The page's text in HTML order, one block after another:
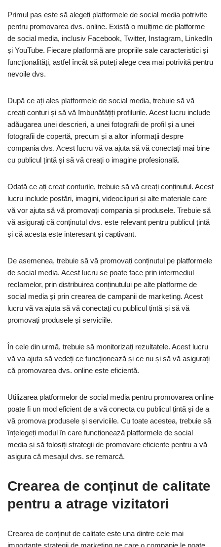
Primul pas este să alegeți platformele de social media potrivite
pentru promovarea dvs. online. Există o mulțime de platforme
de social media, inclusiv Facebook, Twitter, Instagram, LinkedIn
și YouTube. Fiecare platformă are propriile sale caracteristici și
funcționalități, astfel încât să puteți alege cea mai potrivită pentru
nevoile dvs.
După ce ați ales platformele de social media, trebuie să vă
creați conturi și să vă îmbunătățiți profilurile. Acest lucru include
adăugarea unei descrieri, a unei fotografii de profil și a unei
fotografii de copertă, precum și a altor informații despre
compania dvs. Acest lucru vă va ajuta să vă conectați mai bine
cu publicul țintă și să vă creați o imagine profesională.
Odată ce ați creat conturile, trebuie să vă creați conținutul. Acest
lucru include postări, imagini, videoclipuri și alte materiale care
vă vor ajuta să vă promovați compania și produsele. Trebuie să
vă asigurați că conținutul dvs. este relevant pentru publicul țintă
și că acesta este interesant și captivant.
De asemenea, trebuie să vă promovați conținutul pe platformele
de social media. Acest lucru se poate face prin intermediul
reclamelor, prin distribuirea conținutului pe alte platforme de
social media și prin crearea de campanii de marketing. Acest
lucru vă va ajuta să vă conectați cu publicul țintă și să vă
promovați produsele și serviciile.
În cele din urmă, trebuie să monitorizați rezultatele. Acest lucru
vă va ajuta să vedeți ce funcționează și ce nu și să vă asigurați
că promovarea dvs. online este eficientă.
Utilizarea platformelor de social media pentru promovarea online
poate fi un mod eficient de a vă conecta cu publicul țintă și de a
vă promova produsele și serviciile. Cu toate acestea, trebuie să
înțelegeți modul în care funcționează platformele de social
media și să folosiți strategii de promovare eficiente pentru a vă
asigura că mesajul dvs. se remarcă.
Crearea de conținut de calitate
pentru a atrage vizitatori
Crearea de conținut de calitate este una dintre cele mai
importante strategii de marketing pe care o companie le poate